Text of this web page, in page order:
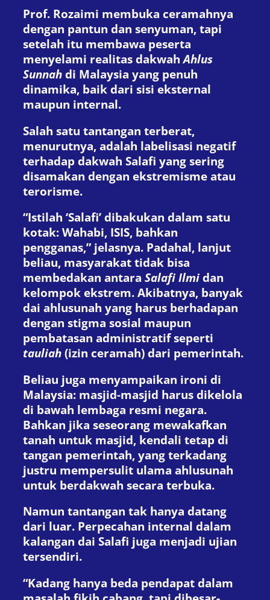
Prof. Rozaimi membuka ceramahnya
dengan pantun dan senyuman, tapi
setelah itu membawa peserta
menyelami realitas dakwahAhlus
Sunnah di Malaysia yang penuh
dinamika, baik dari sisi eksternal
maupun internal.
Salah satu tantangan terberat,
menurutnya, adalah labelisasi negatif
terhadap dakwah Salafi yang sering
disamakan dengan ekstremisme atau
terorisme.
“Istilah ‘Salafi’ dibakukan dalam satu
kotak: Wahabi, ISIS, bahkan
pengganas,” jelasnya. Padahal, lanjut
beliau, masyarakat tidak bisa
membedakan antara Salafi Ilmi dan
kelompok ekstrem. Akibatnya, banyak
dai ahlusunah yang harus berhadapan
dengan stigma sosial maupun
pembatasan administratif seperti
tauliah (izin ceramah) dari pemerintah.
Beliau juga menyampaikan ironi di
Malaysia: masjid-masjid harus dikelola
di bawah lembaga resmi negara.
Bahkan jika seseorang mewakafkan
tanah untuk masjid, kendali tetap di
tangan pemerintah, yang terkadang
justru mempersulit ulama ahlusunah
untuk berdakwah secara terbuka.
Namun tantangan tak hanya datang
dari luar. Perpecahan internal dalam
kalangan dai Salafi juga menjadi ujian
tersendiri.
“Kadang hanya beda pendapat dalam